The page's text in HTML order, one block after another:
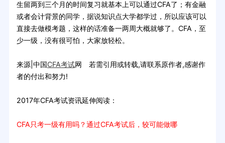
生留两到三个月的时间复习就基本上可以通过CFA了；有金融
或者会计背景的同学，据说知识点大学都学过，所以应该可以
直接去做模考题，这样的话准备一两周大概就够了。CFA，至
少一级，没有很可怕，大家放轻松。
来源|中国CFA考试网 若需引用或转载,请联系原作者,感谢作
者的付出和努力!
2017年CFA考试资讯延伸阅读：
CFA只考一级有用吗？通过CFA考试后，较可能做哪